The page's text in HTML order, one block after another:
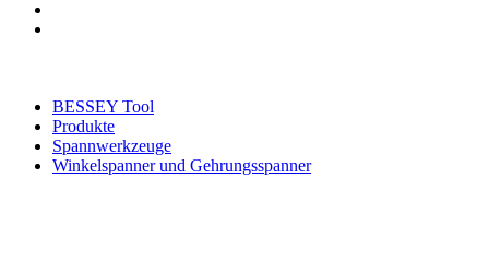
BESSEY Tool
Produkte
Spannwerkzeuge
Winkelspanner und Gehrungsspanner